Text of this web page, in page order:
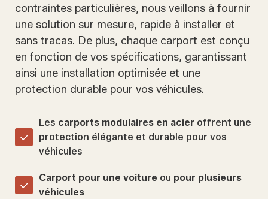
Les carports modulaires en acier offrent une
protection élégante et durable pour vos
véhicules
Carport pour une voiture ou pour plusieurs
véhicules
contraintes particulières, nous veillons à fournir
une solution sur mesure, rapide à installer et
sans tracas. De plus, chaque carport est conçu
en fonction de vos spécifications, garantissant
ainsi une installation optimisée et une
protection durable pour vos véhicules.